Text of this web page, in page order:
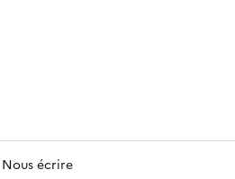
Nous écrire